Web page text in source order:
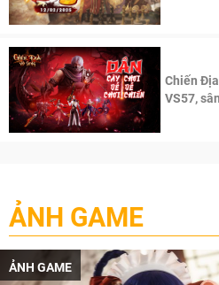
Chiến
VS57,
ẢNH GAME
ẢNH GAME